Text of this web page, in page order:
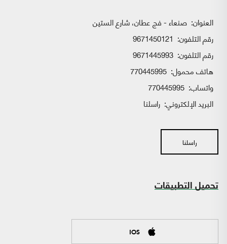
العنوان: صنعاء - فج عطان، شارع الستين
رقم التلفون: 9671450121
رقم التلفون: 9671445993
هاتف محمول: 770445995
واتساب:
البريد الإلكتروني: راسلنا
راسلنا
تحميل التطبيقات
IOS